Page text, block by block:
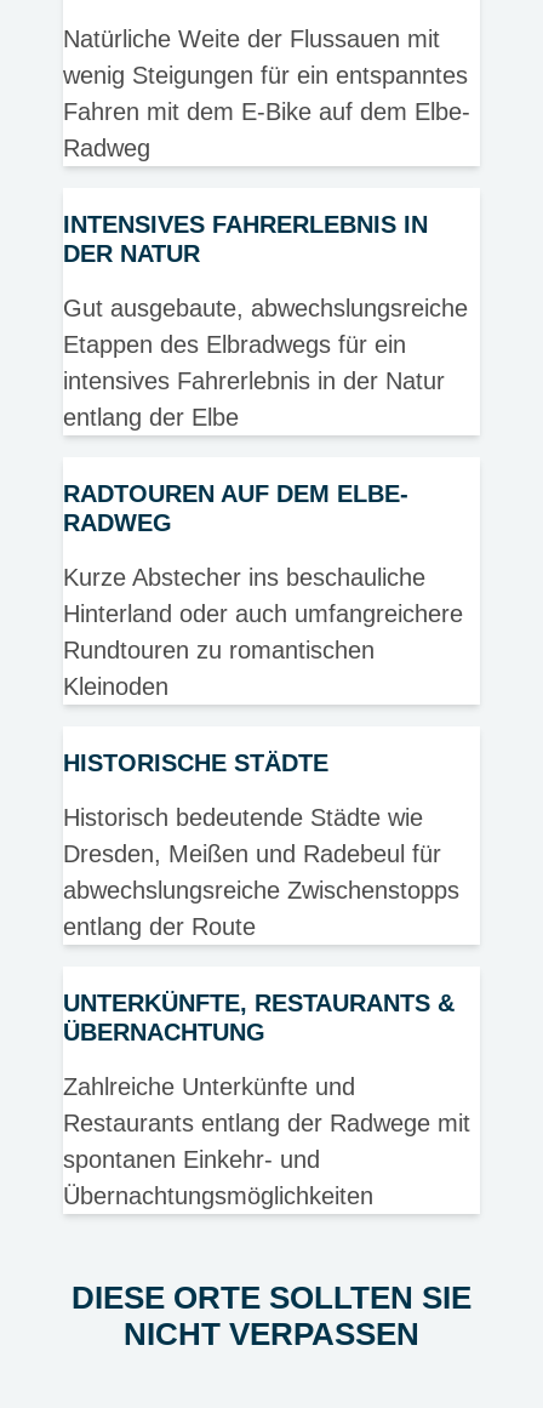
Natürliche Weite der Flussauen mit
wenig Steigungen für ein entspanntes
Fahren mit dem E-Bike auf dem Elbe-
Radweg
INTENSIVES FAHRERLEBNIS IN
DER NATUR
Gut ausgebaute, abwechslungsreiche
Etappen des Elbradwegs für ein
intensives Fahrerlebnis in der Natur
entlang der Elbe
RADTOUREN AUF DEM ELBE-
RADWEG
Kurze Abstecher ins beschauliche
Hinterland oder auch umfangreichere
Rundtouren zu romantischen
Kleinoden
HISTORISCHE STÄDTE
Historisch bedeutende Städte wie
Dresden, Meißen und Radebeul für
abwechslungsreiche Zwischenstopps
entlang der Route
UNTERKÜNFTE, RESTAURANTS &
ÜBERNACHTUNG
Zahlreiche Unterkünfte und
Restaurants entlang der Radwege mit
spontanen Einkehr- und
Übernachtungsmöglichkeiten
DIESE ORTE SOLLTEN SIE
NICHT VERPASSEN